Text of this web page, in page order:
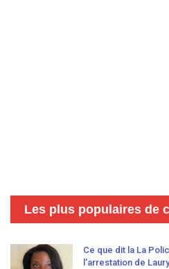
Les plus populaires de
Ce que dit la La
l'arrestation de